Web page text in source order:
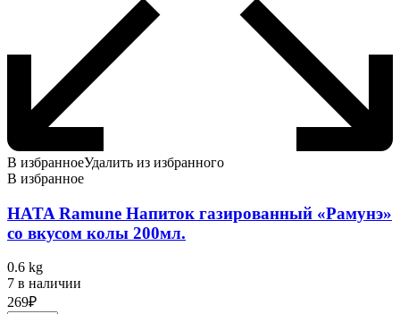
В избранноеУдалить из избранного
В избранное
HATA Ramune Напиток газированный «Рамунэ»
со вкусом колы 200мл.
0.6 kg
7 в наличии
269₽